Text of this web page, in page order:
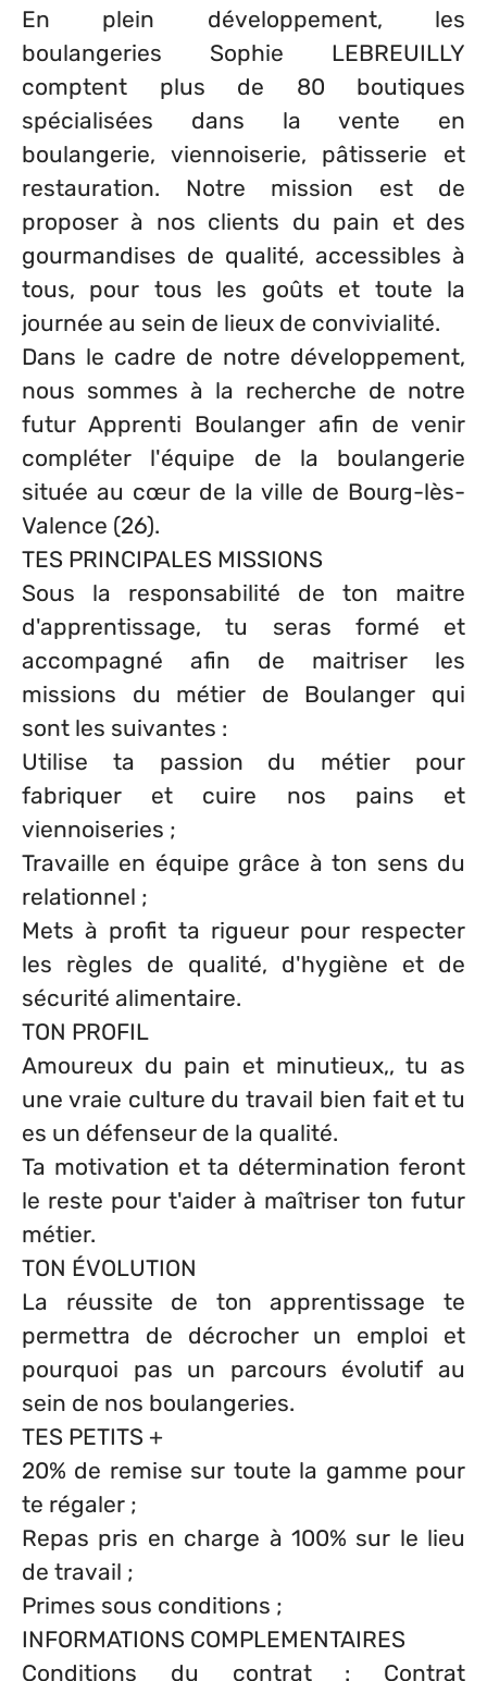
En plein développement, les
boulangeries Sophie LEBREUILLY
comptent plus de 80 boutiques
spécialisées dans la vente en
boulangerie, viennoiserie, pâtisserie et
restauration. Notre mission est de
proposer à nos clients du pain et des
gourmandises de qualité, accessibles à
tous, pour tous les goûts et toute la
journée au sein de lieux de convivialité.
Dans le cadre de notre développement,
nous sommes à la recherche de notre
futur Apprenti Boulanger afin de venir
compléter l'équipe de la boulangerie
située au cœur de la ville de Bourg-lès-
Valence (26).
TES PRINCIPALES MISSIONS
Sous la responsabilité de ton maitre
d'apprentissage, tu seras formé et
accompagné afin de maitriser les
missions du métier de Boulanger qui
sont les suivantes :
Utilise ta passion du métier pour
fabriquer et cuire nos pains et
viennoiseries ;
Travaille en équipe grâce à ton sens du
relationnel ;
Mets à profit ta rigueur pour respecter
les règles de qualité, d'hygiène et de
sécurité alimentaire.
TON PROFIL
Amoureux du pain et minutieux,, tu as
une vraie culture du travail bien fait et tu
es un défenseur de la qualité.
Ta motivation et ta détermination feront
le reste pour t'aider à maîtriser ton futur
métier.
TON ÉVOLUTION
La réussite de ton apprentissage te
permettra de décrocher un emploi et
pourquoi pas un parcours évolutif au
sein de nos boulangeries.
TES PETITS +
20% de remise sur toute la gamme pour
te régaler ;
Repas pris en charge à 100% sur le lieu
de travail ;
Primes sous conditions ;
INFORMATIONS COMPLEMENTAIRES
Conditions du contrat : Contrat